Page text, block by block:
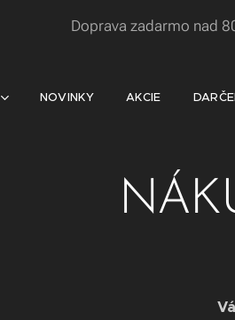
Doprava zadarmo nad
NOVINKY AKCIE